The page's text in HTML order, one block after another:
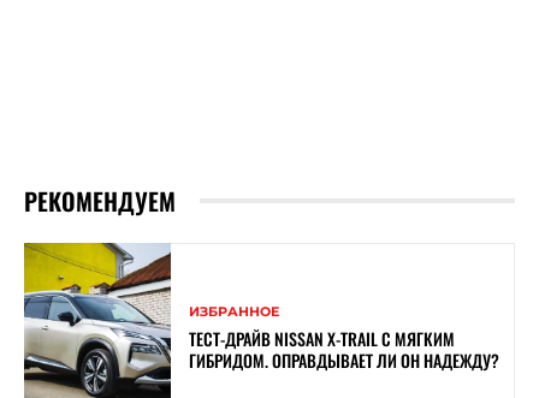
РЕКОМЕНДУЕМ
ИЗБРАННОЕ
ТЕСТ-ДРАЙВ NISSAN X-TRAIL С МЯГКИМ
ГИБРИДОМ. ОПРАВДЫВАЕТ ЛИ ОН НАДЕЖДУ?